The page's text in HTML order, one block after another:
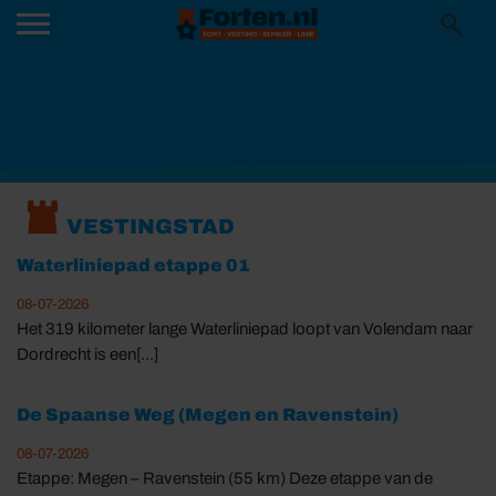
VESTINGSTAD
Waterliniepad etappe 01
08-07-2026
Het 319 kilometer lange Waterliniepad loopt van Volendam naar
Dordrecht is een[...]
De Spaanse Weg (Megen en Ravenstein)
08-07-2026
Etappe: Megen – Ravenstein (55 km) Deze etappe van de